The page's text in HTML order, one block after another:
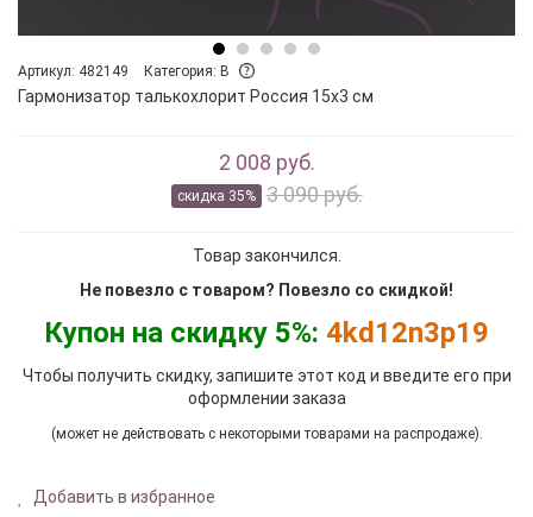
Артикул: 482149 Категория: B
Гармонизатор талькохлорит Россия 15х3 см
2 008 руб.
скидка 35% 3 090 руб.
Товар закончился.
Не повезло с товаром? Повезло со скидкой!
Купон на скидку 5%: 4kd12n3p19
Чтобы получить скидку, запишите этот код и введите его при
оформлении заказа
(может не действовать с некоторыми товарами на распродаже).
Добавить в избранное